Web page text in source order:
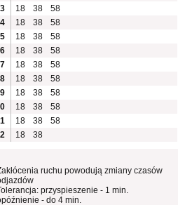
18 38
58
18 38
58
18 38
58
18 38
58
18 38
58
18 38
58
18 38
58
18 38
58
18 38
58
18 38
ruchu powodują zmiany czasów
przyspieszenie - 1 min.
- do 4 min.